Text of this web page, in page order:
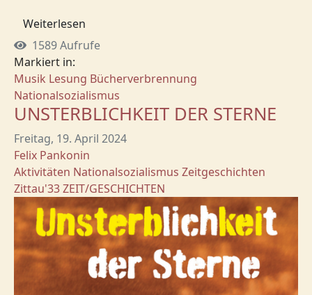
Weiterlesen
1589 Aufrufe
Markiert in:
Musik Lesung Bücherverbrennung
Nationalsozialismus
UNSTERBLICHKEIT DER STERNE
Freitag, 19. April 2024
Felix Pankonin
Aktivitäten Nationalsozialismus Zeitgeschichten
Zittau'33ZEIT/GESCHICHTEN